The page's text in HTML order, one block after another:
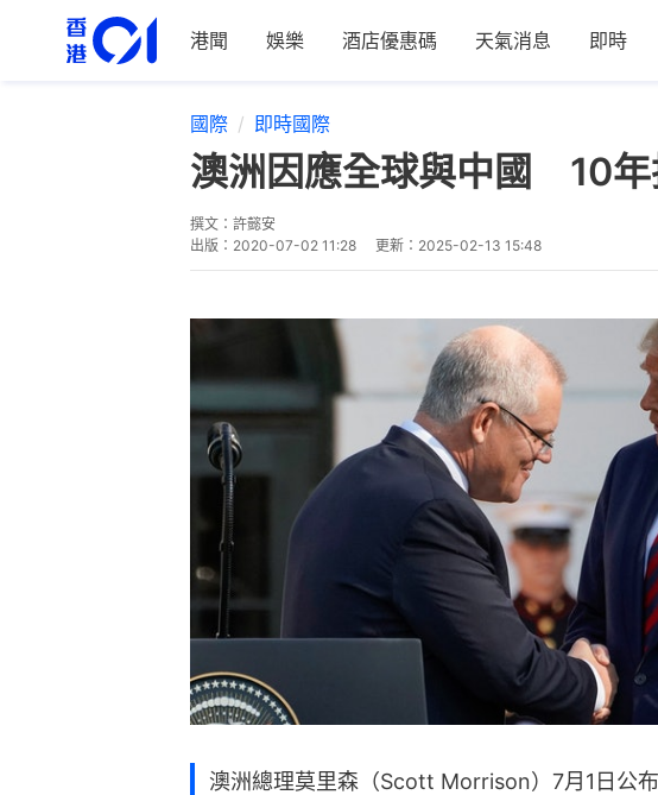
港聞 娛樂 酒店優惠碼 天氣消息 即時
國際 即時國際
澳洲因應全球與中國 10年
撰文： 許懿安
出版： 2020-07-02 11:28 更新： 2025-02-13 15:48
澳洲總理莫里森（Scott Morrison）7月1日公